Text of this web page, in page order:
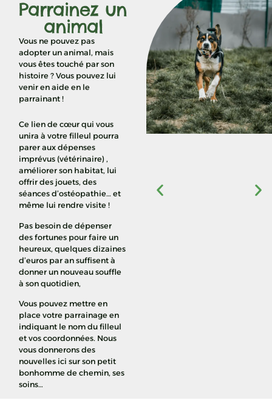
Parrainez un
animal
Vous ne pouvez pas
adopter un animal, mais
vous êtes touché par son
histoire ? Vous pouvez lui
venir en aide en le
parrainant !
Ce lien de cœur qui vous
unira à votre filleul pourra
parer aux dépenses
imprévus (vétérinaire) ,
améliorer son habitat, lui
offrir des jouets, des
séances d’ostéopathie… et
même lui rendre visite !
Pas besoin de dépenser
des fortunes pour faire un
heureux, quelques dizaines
d’euros par an suffisent à
donner un nouveau souffle
à son quotidien,
Vous pouvez mettre en
place votre parrainage en
indiquant le nom du filleul
et vos coordonnées. Nous
vous donnerons des
nouvelles ici sur son petit
bonhomme de chemin, ses
soins…